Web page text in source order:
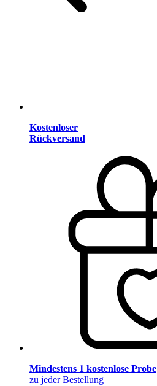
Kostenloser
Rückversand
Mindestens 1 kostenlose Probe
zu jeder Bestellung